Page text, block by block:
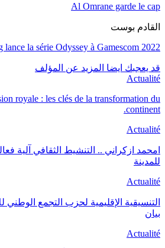
Al Omrane garde le cap
القادم بوست
lance la série Odyssey à Gamescom 2022
قد يعجبك ايضا المزيد عن المؤلف
Actualité
royale : les clés de la transformation du
continent.
Actualité
امحمد ازكراني .. التنشيط الثقافي آلية
للمدينة
Actualité
التنسيقية الإقليمية لحزب التجمع
بيان
Actualité